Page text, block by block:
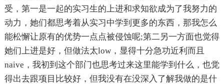
受，第一是一起的实习生的上进和求知欲成为了我努力的
动力，她们都思考着从实习中学到更多的东西，那我怎么
能松懈让原有的优势一点点被侵蚀呢;第二另一方面也觉得
她们上进是好，但做法太low，显得十分急功近利而且
naive，我初到这个部门也思考过来这里能学到什么，也觉
得出去跟项目比较好，但我没有在没深入了解我做的是什